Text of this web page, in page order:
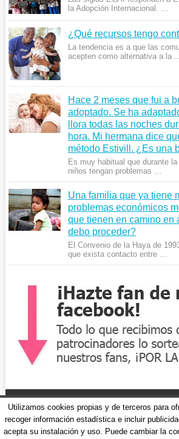
la Adopción Internacional. …
¿Qué recursos tengo
La tendencia es a que las
acepten como alternativa a la …
Hace 2 meses que fui a
adoptado. Se ha
llora todas las noches
hora. Mi hermana dice
método Estivill. ¿Es una
Es muy habitual que durante
niños tengan problemas …
Una familia que ya tiene
problemas económicos
que tienen en camino en
debo proceder?
El Convenio de la Haya de
que exista contacto entre …
Utilizamos cookies propias y de terceros para
recoger información estadística e incluir
acepta su instalación y uso. Puede cambiar la